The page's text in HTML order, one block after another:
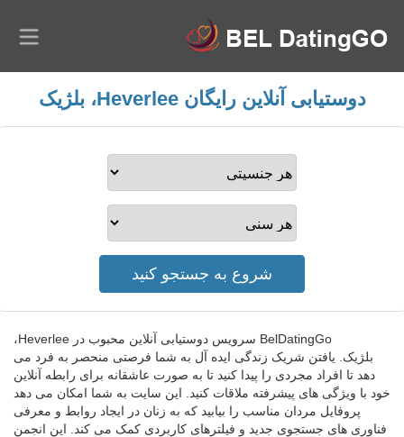
دوستیابی آنلاین رایگان Heverlee، بلژیک
BelDatingGo سرویس دوستیابی آنلاین محبوب در Heverlee،
بلژیک. یافتن شریک زندگی ایده آل به شما فرصتی منحصر به فرد می
دهد تا افراد مجردی را پیدا کنید تا به صورت عاشقانه برای رابطه آنلاین
خود با ویژگی های پیشرفته ملاقات کنید. این سایت به شما امکان می دهد
پروفایل مردان مناسب را بیابید که به زنان در ایجاد روابط و معرفی
فناوری های جستجوی جدید و فیلترهای کاربردی کمک می کند. این انجمن